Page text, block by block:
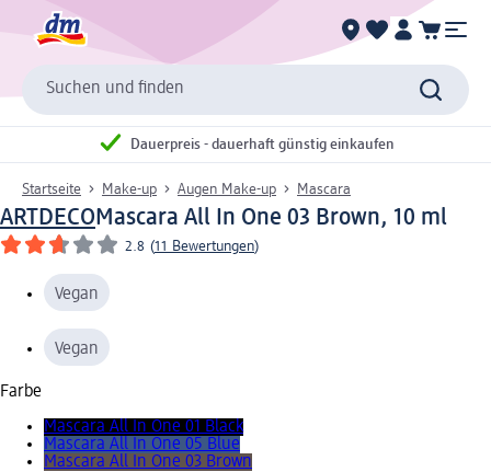
Suchen und finden
Dauerpreis - dauerhaft günstig einkaufen
Startseite Make-up Augen Make-up Mascara
ARTDECOMascara All In One 03 Brown, 10 ml
2.8 (11 Bewertungen)
Vegan
Vegan
Farbe
Mascara All In One 01 Black
Mascara All In One 05 Blue
Mascara All In One 03 Brown